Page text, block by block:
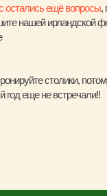
остались ещё вопросы,
нашей ирландской
столики,
год еще не встречали!!